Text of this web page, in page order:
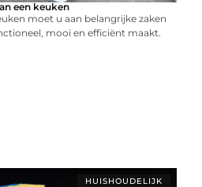
een keuken
moet u aan belangrijke zaken
mooi en efficiënt maakt.
HUISHOUDELIJK